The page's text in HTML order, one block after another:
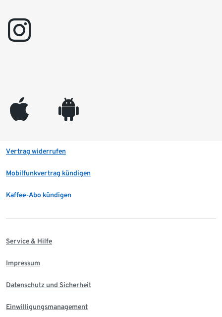
instagram
appleinc android
Vertrag widerrufen
Mobilfunkvertrag kündigen
Kaffee-Abo kündigen
Service & Hilfe
Impressum
Datenschutz und Sicherheit
Einwilligungsmanagement